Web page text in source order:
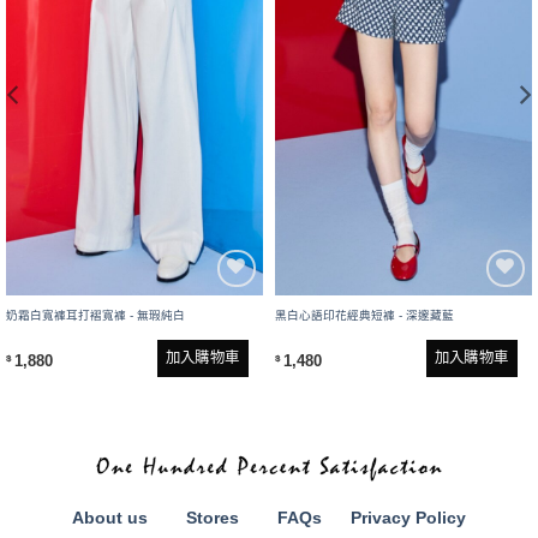
奶霜白寬褲耳打褶寬褲 - 無瑕純白
$ 1,880 加入購物車
黑白心語印花經典短褲 - 深邃藏藍
$ 1,480 加入購物車
About us Stores FAQs Privacy Policy